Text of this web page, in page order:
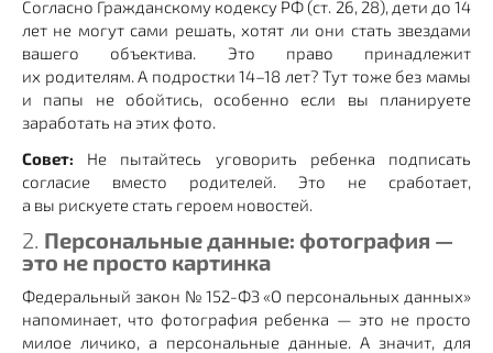
Согласно Гражданскому кодексу РФ (ст. 26, 28), дети до 14
лет не могут сами решать, хотят ли они стать звездами
вашего объектива. Это право принадлежит
их родителям. А подростки 14–18 лет? Тут тоже без мамы
и папы не обойтись, особенно если вы планируете
заработать на этих фото.
Совет: Не пытайтесь уговорить ребенка подписать
согласие вместо родителей. Это не сработает,
а вы рискуете стать героем новостей.
2. Персональные данные: фотография —
это не просто картинка
Федеральный закон № 152-ФЗ «О персональных данных»
напоминает, что фотография ребенка — это не просто
милое личико, а персональные данные. А значит, для